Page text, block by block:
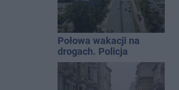
Połowa wakacji na
drogach. Policja
podsumowała lipiec